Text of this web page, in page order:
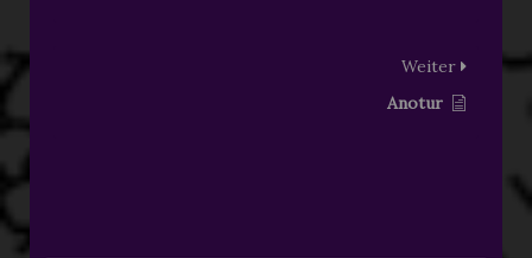
Weiter
Anotur